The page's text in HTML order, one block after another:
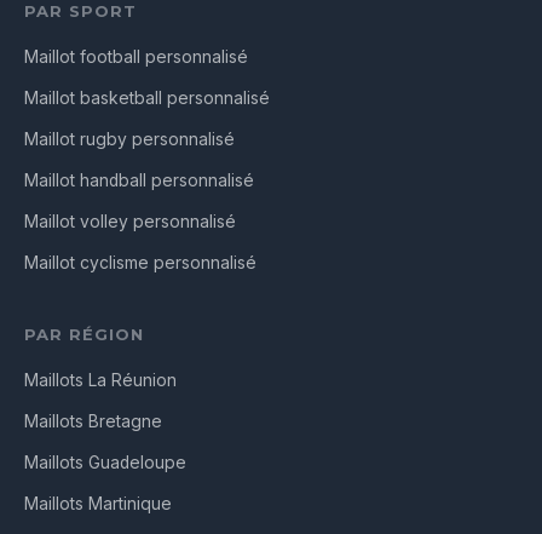
PAR SPORT
Maillot football personnalisé
Maillot basketball personnalisé
Maillot rugby personnalisé
Maillot handball personnalisé
Maillot volley personnalisé
Maillot cyclisme personnalisé
PAR RÉGION
Maillots La Réunion
Maillots Bretagne
Maillots Guadeloupe
Maillots Martinique